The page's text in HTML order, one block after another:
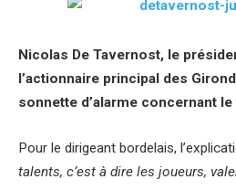
Nicolas De Tavernost, le
l’actionnaire principal des
sonnette d’alarme concernant
Pour le dirigeant bordelais,
talents, c’est à dire les joueurs,